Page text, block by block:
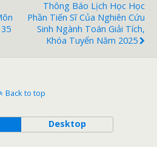
Thông Báo Lịch Học Học
Phần Tiến Sĩ Của Nghiên Cứu
Sinh Ngành Toán Giải Tích,
Khóa Tuyển Năm 2025
Back to top
Desktop